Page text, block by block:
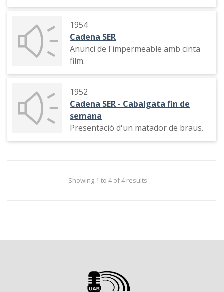
quadre "La cena"
1954
Cadena SER
Anunci de l'impermeable amb cinta
film.
1952
Cadena SER - Cabalgata fin de
semana
Presentació d'un matador de braus.
Showing 1 to 4 of 4 results